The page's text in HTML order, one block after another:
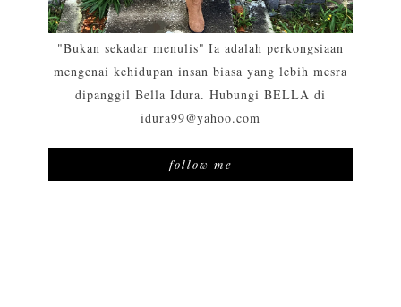
"Bukan sekadar menulis" Ia adalah perkongsiaan
mengenai kehidupan insan biasa yang lebih mesra
dipanggil Bella Idura. Hubungi BELLA di
idura99@yahoo.com
follow me